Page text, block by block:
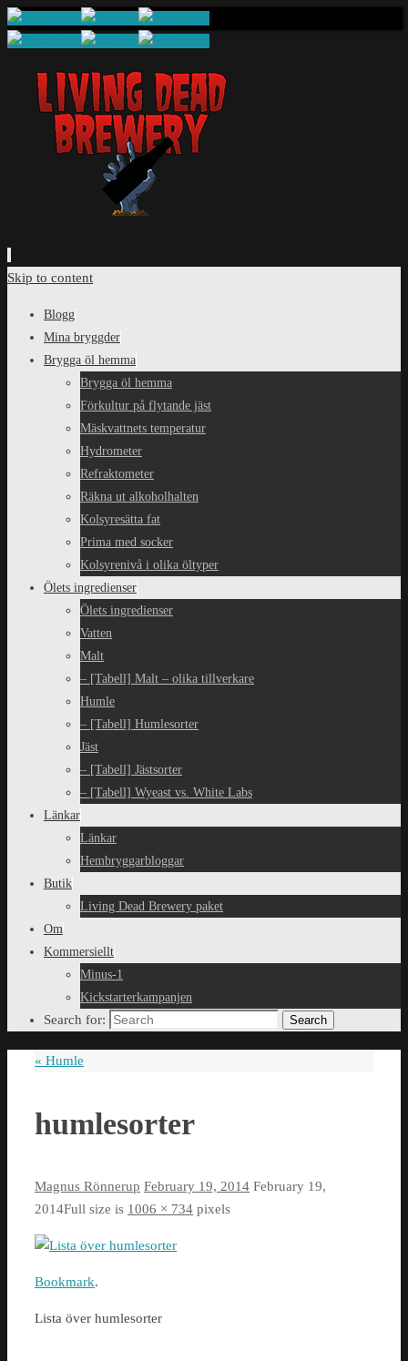
Skip to content
Blogg
Mina bryggder
Brygga öl hemma
Brygga öl hemma
Förkultur på flytande jäst
Mäskvattnets temperatur
Hydrometer
Refraktometer
Räkna ut alkoholhalten
Kolsyresätta fat
Prima med socker
Kolsyrenivå i olika öltyper
Ölets ingredienser
Ölets ingredienser
Vatten
Malt
– [Tabell] Malt – olika tillverkare
Humle
– [Tabell] Humlesorter
Jäst
– [Tabell] Jästsorter
– [Tabell] Wyeast vs. White Labs
Länkar
Länkar
Hembryggarbloggar
Butik
Living Dead Brewery paket
Om
Kommersiellt
Minus-1
Kickstarterkampanjen
Search for: Search
« Humle
humlesorter
Magnus Rönnerup February 19, 2014 February 19,
2014Full size is 1006 × 734 pixels
Bookmark.
Lista över humlesorter